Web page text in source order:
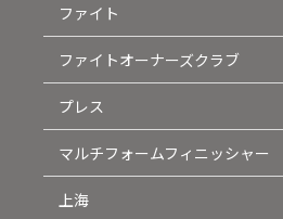
ファイト
ファイトオーナーズクラブ
プレス
マルチフォームフィニッシャー
上海